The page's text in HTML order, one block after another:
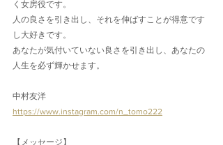
く女房役です。
人の良さを引き出し、それを伸ばすことが得意です
し大好きです。
あなたが気付いていない良さを引き出し、あなたの
人生を必ず輝かせます。
中村友洋
https://www.instagram.com/n_tomo222
【メッセージ】